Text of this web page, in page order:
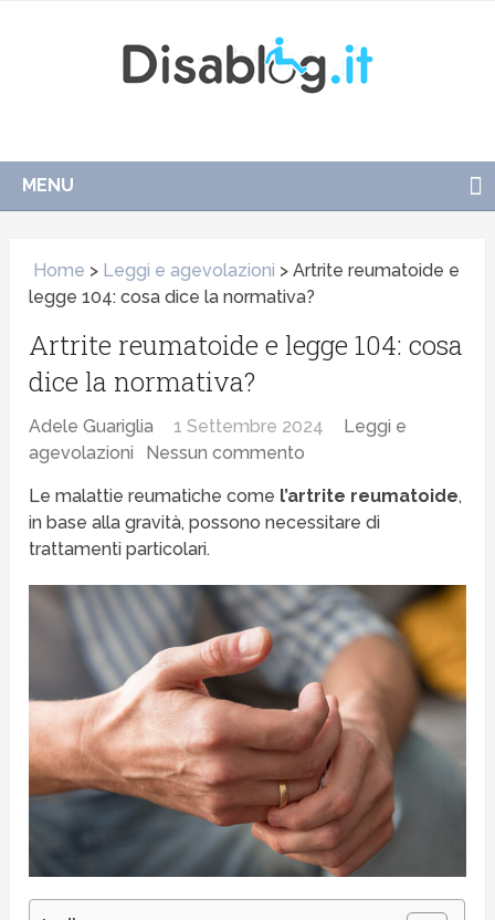
MENU
Home > Leggi e agevolazioni >Artrite reumatoide e
legge 104: cosa dice la normativa?
Artrite reumatoide e legge 104: cosa
dice la normativa?
Adele Guariglia 1 Settembre 2024
Leggi e
agevolazioni
Nessun commento
Le malattie reumatiche come l’artrite reumatoide,
in base alla gravità, possono necessitare di
trattamenti particolari.